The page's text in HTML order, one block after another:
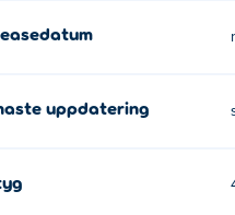
uppdatering